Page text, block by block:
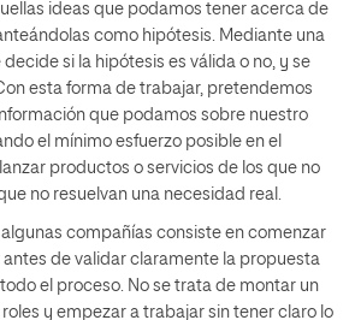
ideas que podamos tener acerca de
como hipótesis. Mediante una
si la hipótesis es válida o no, y se
esta forma de trabajar, pretendemos
que podamos sobre nuestro
el mínimo esfuerzo posible en el
productos o servicios de los que no
no resuelvan una necesidad real.
compañías consiste en comenzar
de validar claramente la propuesta
el proceso. No se trata de montar un
y empezar a trabajar sin tener claro lo